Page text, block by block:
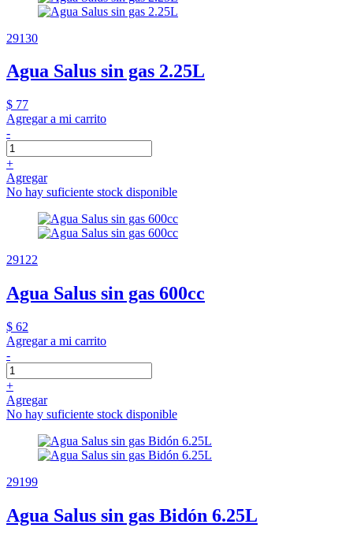
29130
Agua Salus sin gas 2.25L
$ 77
Agregar a mi carrito
-
+
Agregar
No hay suficiente stock disponible
29122
Agua Salus sin gas 600cc
$ 62
Agregar a mi carrito
-
+
Agregar
No hay suficiente stock disponible
29199
Agua Salus sin gas Bidón 6.25L